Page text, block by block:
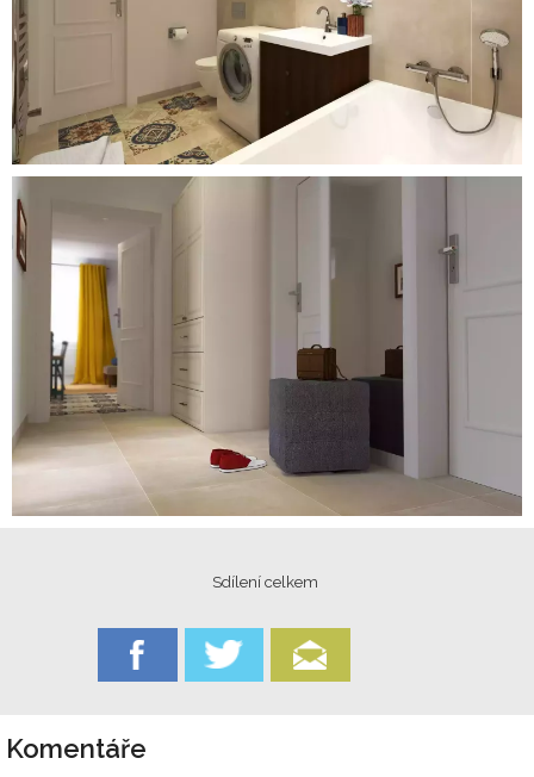
Sdílení celkem
Komentáře